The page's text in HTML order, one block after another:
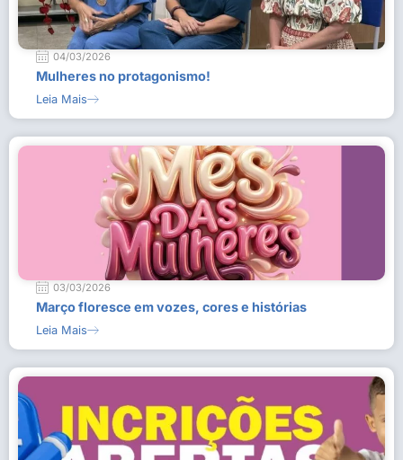
04/03/2026
Mulheres no protagonismo!
Leia Mais
03/03/2026
Março floresce em vozes, cores e histórias
Leia Mais